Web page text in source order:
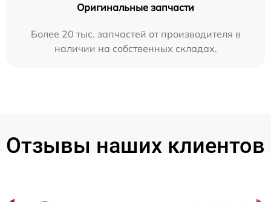
Оригинальные запчасти
Более 20 тыс. запчастей от производителя в
наличии на собственных складах.
Отзывы наших клиентов